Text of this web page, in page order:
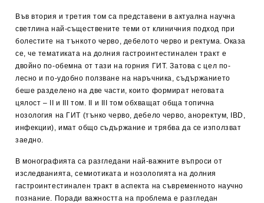
Във втория и третия том са представени в актуална научна
светлина най-съществените теми от клиничния подход при
болестите на тънкото черво, дебелото черво и ректума. Оказа
се, че тематиката на долния гастроинтестинален тракт е
двойно по-обемна от тази на горния ГИТ. Затова с цел по-
лесно и по-удобно ползване на наръчника, съдържанието
беше разделено на две части, които формират неговата
цялост – ІІ и ІІI том. ІІ и ІІІ том обхващат обща топична
нозология на ГИТ (тънко черво, дебело черво, аноректум, IBD,
инфекции), имат общо съдържание и трябва да се използват
заедно.
В монографията са разгледани най-важните въпроси от
изследванията, семиотиката и нозологията на долния
гастроинтестинален тракт в аспекта на съвременното научно
познание. Поради важността на проблема е разгледан